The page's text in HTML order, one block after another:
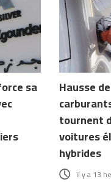
sa
Hausse
tournent
voitures
hybrides
il y a 13